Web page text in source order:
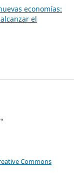
economías:
el
Commons